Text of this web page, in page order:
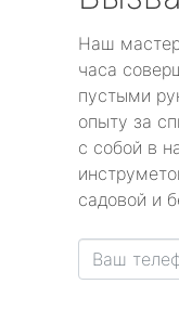
Наш
часа
пустыми
опыту за
с собой в
садовой и